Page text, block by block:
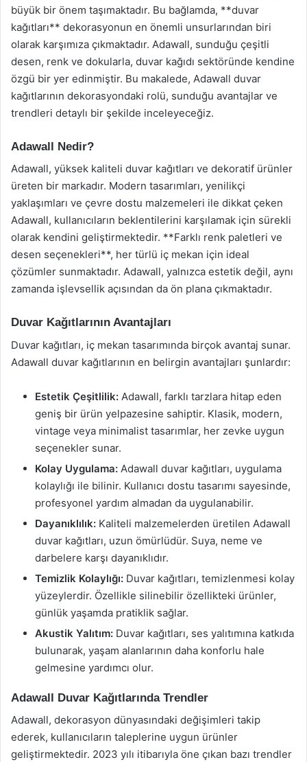
büyük bir önem taşımaktadır. Bu bağlamda, **duvar
kağıtları** dekorasyonun en önemli unsurlarından biri
olarak karşımıza çıkmaktadır. Adawall, sunduğu çeşitli
desen, renk ve dokularla, duvar kağıdı sektöründe kendine
özgü bir yer edinmiştir. Bu makalede, Adawall duvar
kağıtlarının dekorasyondaki rolü, sunduğu avantajlar ve
trendleri detaylı bir şekilde inceleyeceğiz.
Adawall Nedir?
Adawall, yüksek kaliteli duvar kağıtları ve dekoratif ürünler
üreten bir markadır. Modern tasarımları, yenilikçi
yaklaşımları ve çevre dostu malzemeleri ile dikkat çeken
Adawall, kullanıcıların beklentilerini karşılamak için sürekli
olarak kendini geliştirmektedir. **Farklı renk paletleri ve
desen seçenekleri**, her türlü iç mekan için ideal
çözümler sunmaktadır. Adawall, yalnızca estetik değil, aynı
zamanda işlevsellik açısından da ön plana çıkmaktadır.
Duvar Kağıtlarının Avantajları
Duvar kağıtları, iç mekan tasarımında birçok avantaj sunar.
Adawall duvar kağıtlarının en belirgin avantajları şunlardır:
Estetik Çeşitlilik: Adawall, farklı tarzlara hitap eden
geniş bir ürün yelpazesine sahiptir. Klasik, modern,
vintage veya minimalist tasarımlar, her zevke uygun
seçenekler sunar.
Kolay Uygulama: Adawall duvar kağıtları, uygulama
kolaylığı ile bilinir. Kullanıcı dostu tasarımı sayesinde,
profesyonel yardım almadan da uygulanabilir.
Dayanıklılık: Kaliteli malzemelerden üretilen Adawall
duvar kağıtları, uzun ömürlüdür. Suya, neme ve
darbelere karşı dayanıklıdır.
Temizlik Kolaylığı: Duvar kağıtları, temizlenmesi kolay
yüzeylerdir. Özellikle silinebilir özellikteki ürünler,
günlük yaşamda pratiklik sağlar.
Akustik Yalıtım: Duvar kağıtları, ses yalıtımına katkıda
bulunarak, yaşam alanlarının daha konforlu hale
gelmesine yardımcı olur.
Adawall Duvar Kağıtlarında Trendler
Adawall, dekorasyon dünyasındaki değişimleri takip
ederek, kullanıcıların taleplerine uygun ürünler
geliştirmektedir. 2023 yılı itibarıyla öne çıkan bazı trendler